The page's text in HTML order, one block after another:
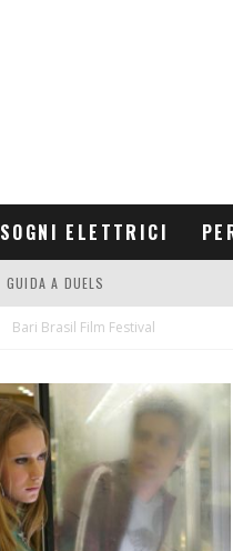
SOGNI ELETTRICI
GUIDA A DUELS
CONTRIBUTORS
Bari Brasil Film Festival